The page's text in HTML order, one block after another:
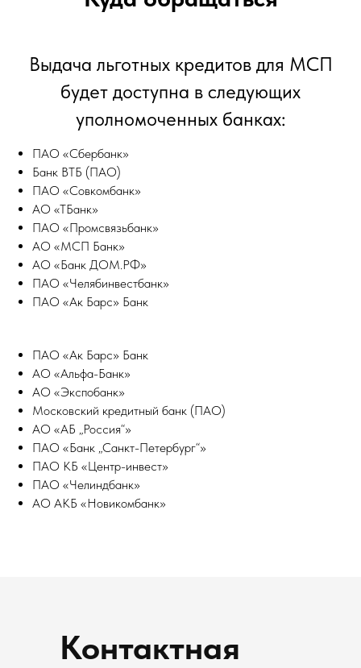
Выдача льготных кредитов для МСП
будет доступна в следующих
уполномоченных банках:
ПАО «Сбербанк»
Банк ВТБ (ПАО)
ПАО «Совкомбанк»
АО «ТБанк»
ПАО «Промсвязьбанк»
АО «МСП Банк»
АО «Банк ДОМ.РФ»
ПАО «Челябинвестбанк»
ПАО «Ак Барс» Банк
ПАО «Ак Барс» Банк
АО «Альфа-Банк»
АО «Экспобанк»
Московский кредитный банк (ПАО)
АО «АБ „Россия“»
ПАО «Банк „Санкт-Петербург“»
ПАО КБ «Центр-инвест»
ПАО «Челиндбанк»
АО АКБ «Новикомбанк»
Контактная